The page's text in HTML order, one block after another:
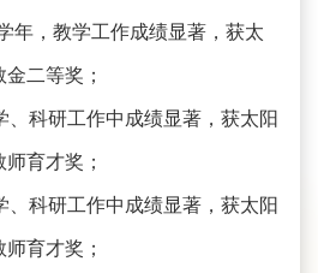
，教学工作成绩显著，获太
二等奖；
、科研工作中成绩显著，获太阳
育才奖；
、科研工作中成绩显著，获太阳
育才奖；